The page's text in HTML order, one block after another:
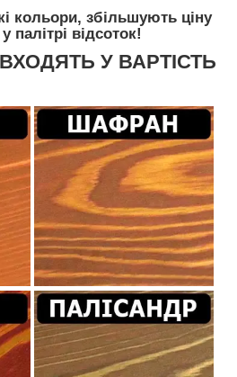
кольори, збільшують ціну
палітрі відсоток!
У ВАРТІСТЬ